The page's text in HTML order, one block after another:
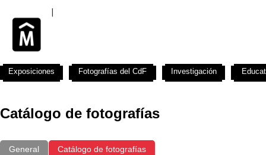
Catálogo de fotografías
General Catálogo de fotografías
Exposiciones Fotografías del CdF Investigación